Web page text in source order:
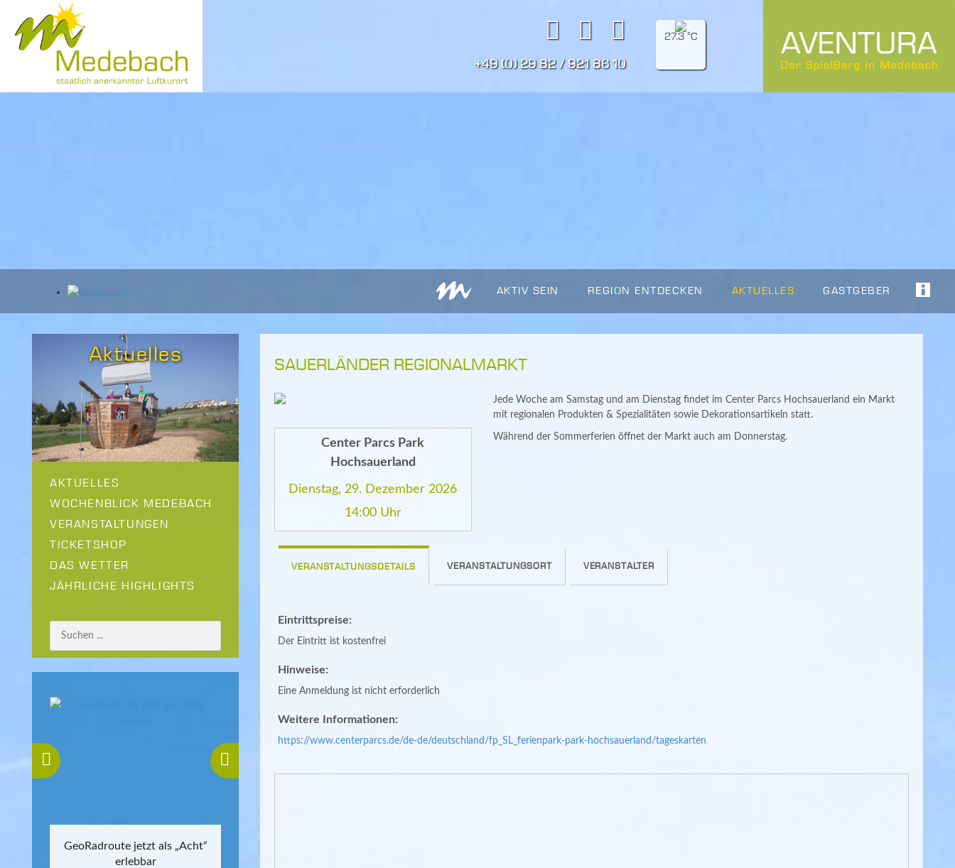
+49 (0) 29 82 / 921 86 10
27.3 °C
AKTIV SEIN REGION ENTDECKEN AKTUELLES GASTGEBER
Aktuelles
AKTUELLES
WOCHENBLICK MEDEBACH
VERANSTALTUNGEN
TICKETSHOP
DAS WETTER
JÄHRLICHE HIGHLIGHTS
GeoRadroute jetzt als „Acht“
erlebbar
SAUERLÄNDER REGIONALMARKT
Center Parcs Park
Hochsauerland
Dienstag, 29. Dezember 2026
14:00 Uhr
Jede Woche am Samstag und am Dienstag findet im Center Parcs Hochsauerland ein Markt
mit regionalen Produkten & Spezialitäten sowie Dekorationsartikeln statt.
Während der Sommerferien öffnet der Markt auch am Donnerstag.
VERANSTALTUNGSDETAILS VERANSTALTUNGSORT VERANSTALTER
Eintrittspreise:
Der Eintritt ist kostenfrei
Hinweise:
Eine Anmeldung ist nicht erforderlich
Weitere Informationen:
https://www.centerparcs.de/de-de/deutschland/fp_SL_ferienpark-park-hochsauerland/tageskarten